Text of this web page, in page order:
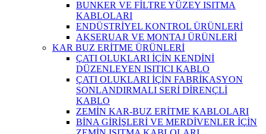
BUNKER VE FİLTRE YÜZEY ISITMA
KABLOLARI
ENDÜSTRİYEL KONTROL ÜRÜNLERİ
AKSERUAR VE MONTAJ ÜRÜNLERİ
KAR BUZ ERİTME ÜRÜNLERİ
ÇATI OLUKLARI İÇİN KENDİNİ
DÜZENLEYEN ISITICI KABLO
ÇATI OLUKLARI İÇİN FABRİKASYON
SONLANDIRMALI SERİ DİRENÇLİ
KABLO
ZEMİN KAR-BUZ ERİTME KABLOLARI
BİNA GİRİŞLERİ VE MERDİVENLER İÇİN